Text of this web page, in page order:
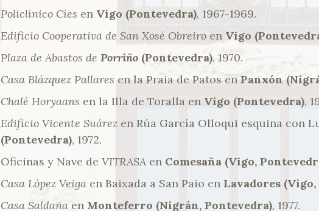
Policlínico Cíes en Vigo (Pontevedra), 1967-1969.
Edificio Cooperativa de San Xosé Obreiro en Vigo
Plaza de Abastos de Porriño (Pontevedra), 1970.
Casa Blázquez Pallares en la Praia de Patos en Panxón
Chalé Horyaans en la Illa de Toralla en Vigo (Pontevedra),
Edificio Vicente Suárez en Rúa García Olloqui esquina con
(Pontevedra), 1972.
Oficinas y Nave de VITRASA en Comesaña (Vigo,
Casa López Veiga en Baixada a San Paio en Lavadores
Casa Saldaña en Monteferro (Nigrán, Pontevedra), 1977.